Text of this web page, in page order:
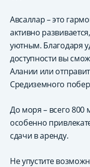
Авсаллар – это
активно
уютным. Благодаря
доступности вы
Алании или
Средиземного
До моря – всего 800
особенно
сдачи в аренду.
Не упустите